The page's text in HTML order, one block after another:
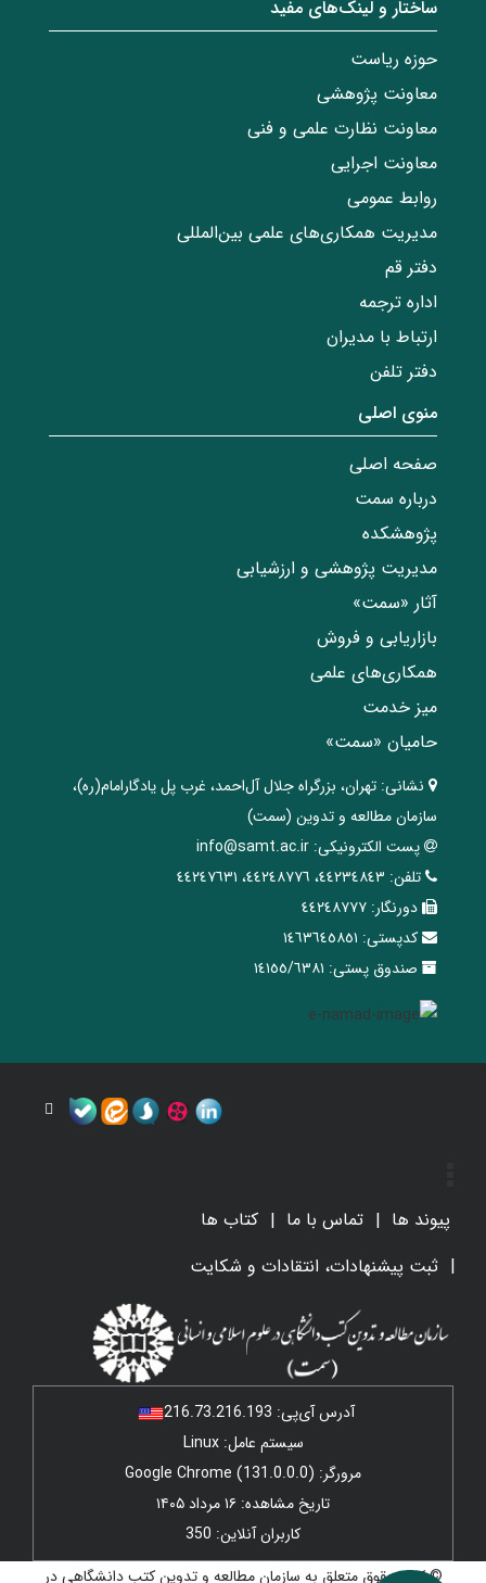
ساختار‌‌ و‌‌ لینک‌های مفید
حوزه ریاست
معاونت پژوهشی
معاونت نظارت علمی و فنی
معاونت اجرایی
روابط عمومی
مدیریت همکاری‌های علمی بین‌المللی
دفتر قم
اداره ترجمه
ارتباط با مدیران
دفتر تلفن
منوی اصلی
صفحه اصلی
درباره سمت
پژوهشکده
مدیریت پژوهشی و ارزشیابی
آثار «سمت»
بازاریابی و فروش
همکاری‌های علمی
میز خدمت
حامیان «سمت»
نشانی: تهران، ‌بزرگراه ‌جلال آل‌احمد، غرب پل يادگار‌امام(ره)‌،
سازمان مطالعه و تدوین‌ (سمت)
پست الکترونیکی: info@samt.ac.ir
تلفن: ٤٤٢٣٤٨٤٣، ٤٤٢٤٨٧٧٦، ٤٤٢٤٧٦٣١
دورنگار: ٤٤٢٤٨٧٧٧
کدپستی: ١٤٦٣٦٤٥٨٥١
صندوق پستی: ١٤١٥٥/٦٣٨١
پیوند ها تماس با ما
کتاب ها
ثبت پیشنهادات، انتقادات و شکایت
آدرس آی‌پی: 216.73.216.193
سیستم عامل: Linux
مرورگر: Google Chrome (131.0.0.0)
تاریخ مشاهده: ۱۶ مرداد ۱۴۰۵
کاربران آنلاین: 350
© کلیه حقوق متعلق به سازمان مطالعه و تدوین کتب دانشگاهی در